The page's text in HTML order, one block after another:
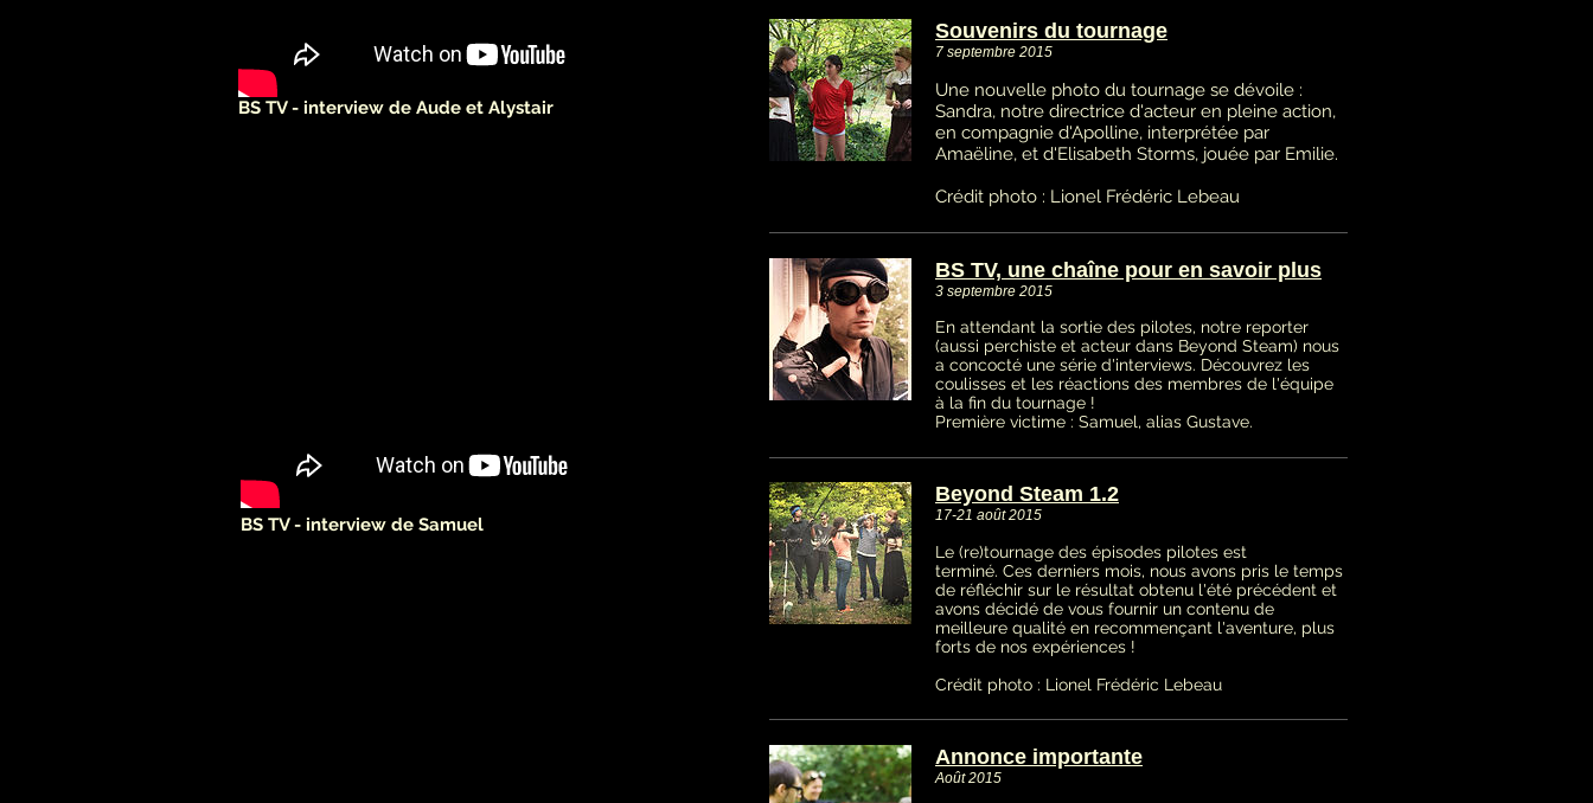
BS TV - interview de Aude et Alystair
BS TV - interview de Samuel
Souvenirs du tournage
7 septembre 2015
Une nouvelle photo du tournage se dévoile :
Sandra, notre directrice d'acteur en pleine action,
en compagnie d'Apolline, interprétée par
Amaëline, et d'Elisabeth Storms, jouée par Emilie.
Crédit photo : Lionel Frédéric Lebeau
BS TV, une chaîne pour en savoir plus
3 septembre 2015
En attendant la sortie des pilotes, notre reporter
(aussi perchiste et acteur dans Beyond Steam) nous
a concocté une série d'interviews. Découvrez les
coulisses et les réactions des membres de l'équipe
à la fin du tournage !
Première victime : Samuel, alias Gustave.
Beyond Steam 1.2
17-21 août 2015
Le (re)tournage des épisodes pilotes est
terminé. Ces derniers mois, nous avons pris le temps
de réfléchir sur le résultat obtenu l'été précédent et
avons décidé de vous fournir un contenu de
meilleure qualité en recommençant l'aventure, plus
forts de nos expériences !
Crédit photo : Lionel Frédéric Lebeau
Annonce importante
Août 2015